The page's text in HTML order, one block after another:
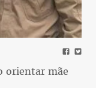
orientar mãe